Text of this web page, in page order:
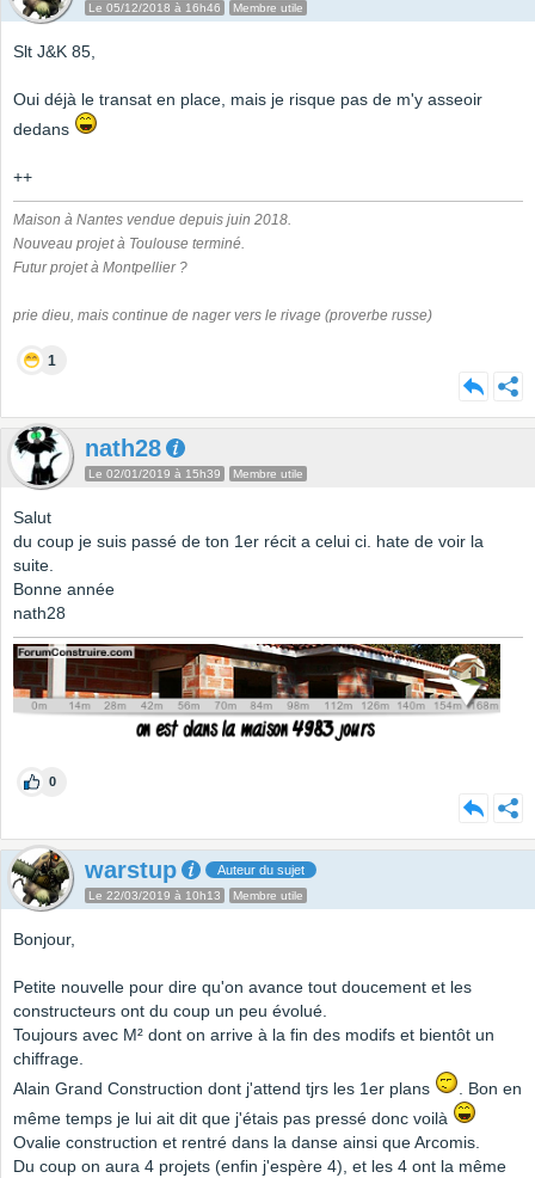
Le 05/12/2018 à 16h46 Membre utile
Slt J&K 85,
Oui déjà le transat en place, mais je risque pas de m'y asseoir
dedans
++
Maison à Nantes vendue depuis juin 2018.
Nouveau projet à Toulouse terminé.
Futur projet à Montpellier ?
prie dieu, mais continue de nager vers le rivage (proverbe russe)
1
nath28
Le 02/01/2019 à 15h39 Membre utile
Salut
du coup je suis passé de ton 1er récit a celui ci. hate de voir la
suite.
Bonne année
nath28
0
warstup Auteur du sujet
Le 22/03/2019 à 10h13 Membre utile
Bonjour,
Petite nouvelle pour dire qu'on avance tout doucement et les
constructeurs ont du coup un peu évolué.
Toujours avec M² dont on arrive à la fin des modifs et bientôt un
chiffrage.
Alain Grand Construction dont j'attend tjrs les 1er plans
. Bon en
même temps je lui ait dit que j'étais pas pressé donc voilà
Ovalie construction et rentré dans la danse ainsi que Arcomis.
Du coup on aura 4 projets (enfin j'espère 4), et les 4 ont la même